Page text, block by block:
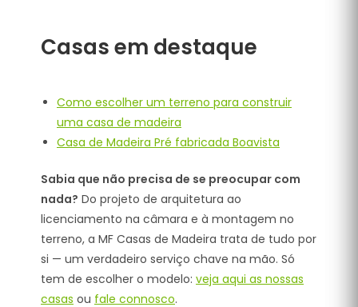
Casas em destaque
Como escolher um terreno para construir
uma casa de madeira
Casa de Madeira Pré fabricada Boavista
Sabia que não precisa de se preocupar com
nada? Do projeto de arquitetura ao
licenciamento na câmara e à montagem no
terreno, a MF Casas de Madeira trata de tudo por
si — um verdadeiro serviço chave na mão. Só
tem de escolher o modelo: veja aqui as nossas
casas ou fale connosco.